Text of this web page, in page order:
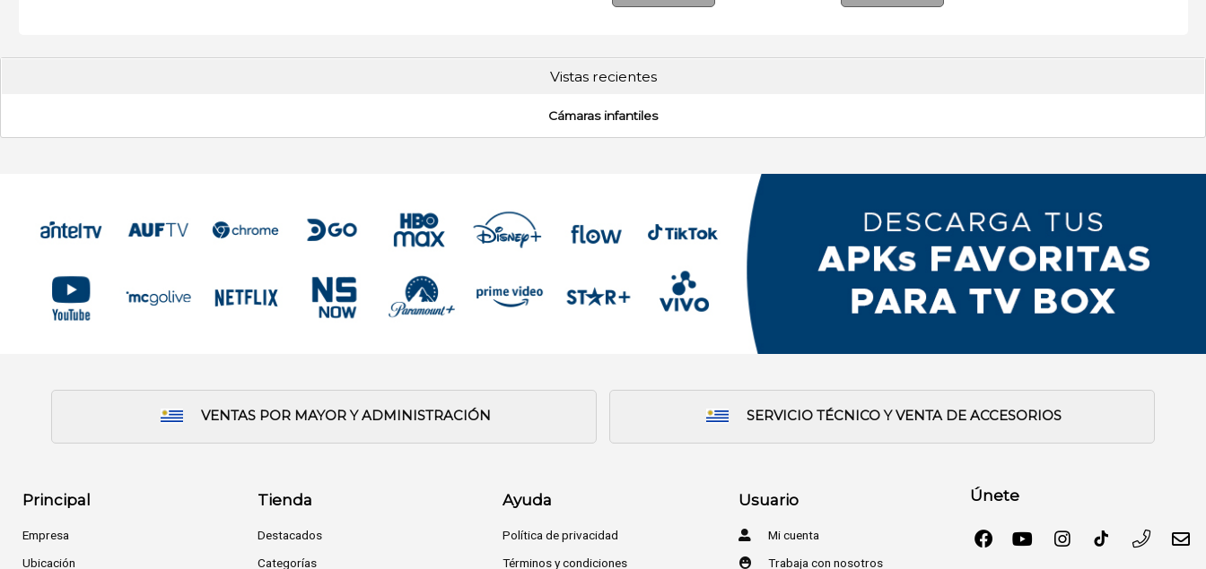
Vistas recientes
Cámaras infantiles
VENTAS POR MAYOR Y ADMINISTRACIÓN SERVICIO TÉCNICO Y VENTA DE ACCESORIOS
Principal
Empresa
Ubicación
Tienda
Destacados
Categorías
Ayuda
Política de privacidad
Términos y condiciones
Usuario
Mi cuenta
Trabaja con nosotros
Únete